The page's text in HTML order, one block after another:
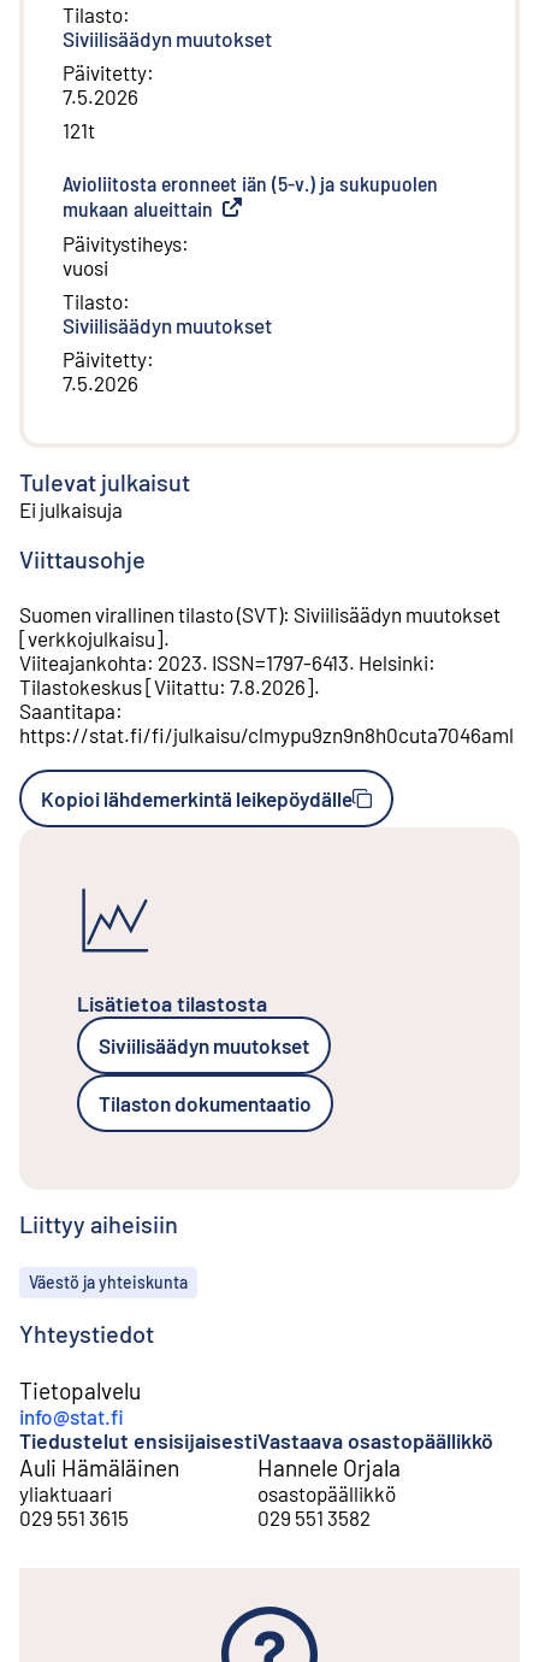
Tilasto:
Siviilisäädyn muutokset
Päivitetty:
7.5.2026
121t
Avioliitosta eronneet iän (5-v.) ja sukupuolen
mukaan alueittain Ulkoinen linkki
Päivitystiheys:
vuosi
Tilasto:
Siviilisäädyn muutokset
Päivitetty:
7.5.2026
Tulevat julkaisut
Ei julkaisuja
Viittausohje
Suomen virallinen tilasto (SVT): Siviilisäädyn muutokset
[verkkojulkaisu].
Viiteajankohta: 2023. ISSN=1797-6413. Helsinki:
Tilastokeskus[Viitattu: 7.8.2026].
Saantitapa:
https://stat.fi/fi/julkaisu/clmypu9zn9n8h0cuta7046aml
Kopioi lähdemerkintä leikepöydälle
Lisätietoa tilastosta
Siviilisäädyn muutokset
Tilaston dokumentaatio
Liittyy aiheisiin
Aiheet
Väestö ja yhteiskunta
Yhteystiedot
Tietopalvelu
info@stat.fi
Tiedustelut ensisijaisesti
Auli Hämäläinen
yliaktuaari
029 551 3615
Vastaava osastopäällikkö
Hannele Orjala
osastopäällikkö
029 551 3582